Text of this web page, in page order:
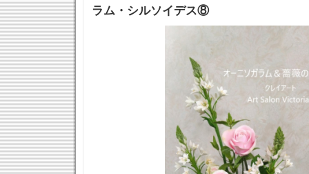
ラム・シルソイデス⑧